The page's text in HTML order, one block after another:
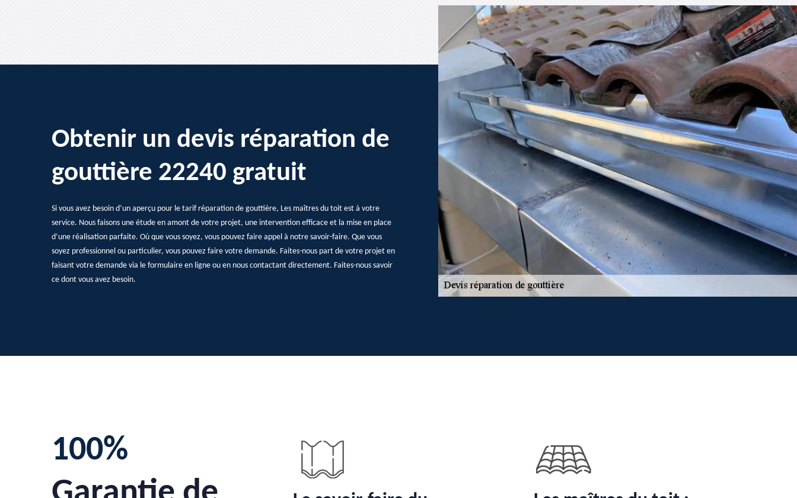
Obtenir un devis réparation de
gouttière 22240 gratuit
Si vous avez besoin d’un aperçu pour le tarif réparation de gouttière, Les maîtres du toit est à votre
service. Nous faisons une étude en amont de votre projet, une intervention efficace et la mise en place
d’une réalisation parfaite. Où que vous soyez, vous pouvez faire appel à notre savoir-faire. Que vous
soyez professionnel ou particulier, vous pouvez faire votre demande. Faites-nous part de votre projet en
faisant votre demande via le formulaire en ligne ou en nous contactant directement. Faites-nous savoir
ce dont vous avez besoin.
100%